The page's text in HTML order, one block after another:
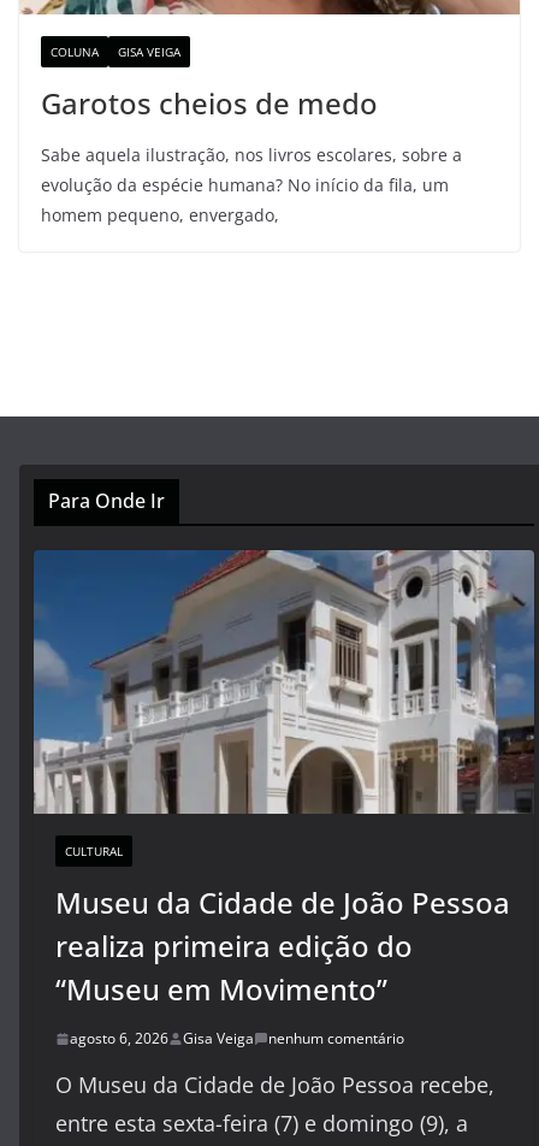
COLUNA GISA VEIGA
Garotos cheios de medo
Sabe aquela ilustração, nos livros escolares, sobre a
evolução da espécie humana? No início da fila, um
homem pequeno, envergado,
Para Onde Ir
CULTURAL
Museu da Cidade de João Pessoa
realiza primeira edição do
“Museu em Movimento”
agosto 6, 2026 Gisa Veiga nenhum comentário
O Museu da Cidade de João Pessoa recebe,
entre esta sexta-feira (7) e domingo (9), a